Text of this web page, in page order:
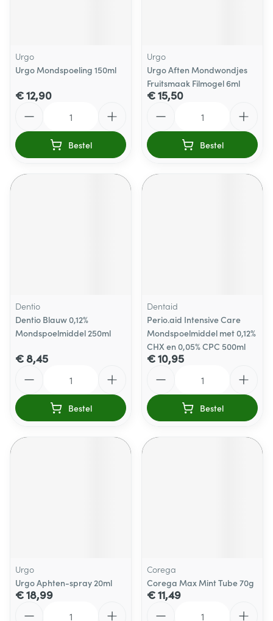
Urgo
Urgo Mondspoeling 150ml
€ 12,90
Bestel
Urgo
Urgo Aften Mondwondjes
Fruitsmaak Filmogel 6ml
€ 15,50
Bestel
Dentio
Dentio Blauw 0,12%
Mondspoelmiddel 250ml
€ 8,45
Bestel
Dentaid
Perio.aid Intensive Care
Mondspoelmiddel met 0,12%
CHX en 0,05% CPC 500ml
€ 10,95
Bestel
Urgo
Urgo Aphten-spray 20ml
€ 18,99
Corega
Corega Max Mint Tube 70g
€ 11,49